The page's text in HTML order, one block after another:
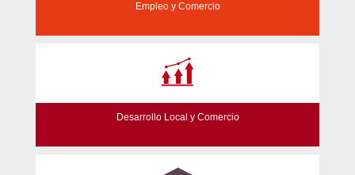
Empleo y Comercio
Desarrollo Local y Comercio